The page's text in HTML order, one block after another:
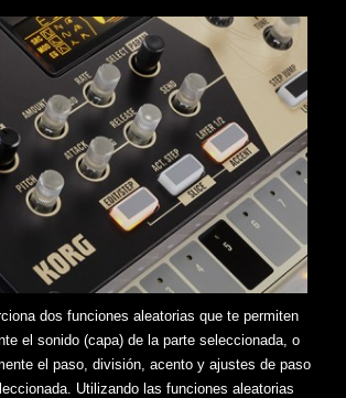
dos funciones aleatorias que te permiten
el sonido (capa) de la parte seleccionada, o
el paso, división, acento y ajustes de paso
Utilizando las funciones aleatorias